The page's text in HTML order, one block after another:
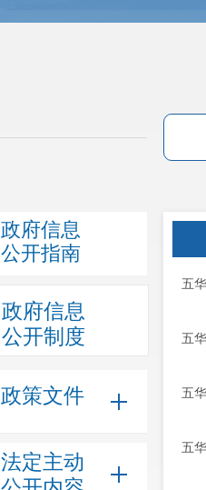
政府信息
公开指南
政府信息
公开制度
政策文件
法定主动
五
五
五
五